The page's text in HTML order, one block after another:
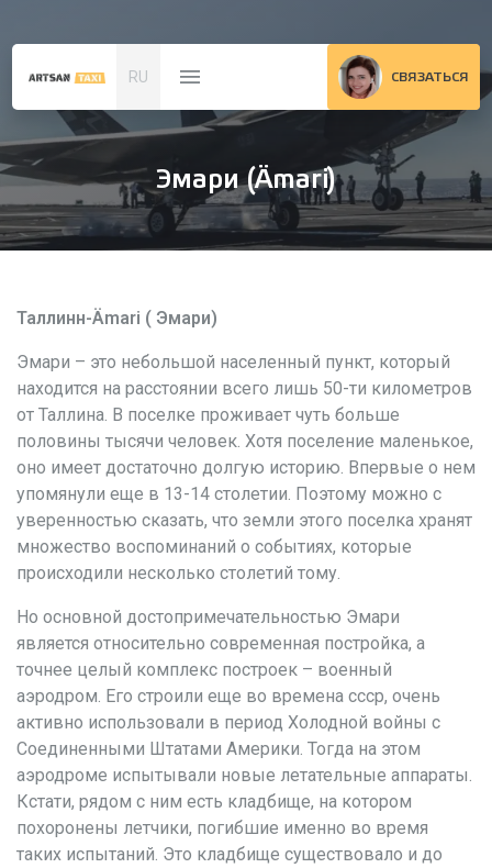
RU СВЯЗАТЬСЯ
Эмари (Ämari)
Таллинн-Ämari ( Эмари)
Эмари – это небольшой населенный пункт, который
находится на расстоянии всего лишь 50-ти километров
от Таллина. В поселке проживает чуть больше
половины тысячи человек. Хотя поселение маленькое,
оно имеет достаточно долгую историю. Впервые о нем
упомянули еще в 13-14 столетии. Поэтому можно с
уверенностью сказать, что земли этого поселка хранят
множество воспоминаний о событиях, которые
происходили несколько столетий тому.
Но основной достопримечательностью Эмари
является относительно современная постройка, а
точнее целый комплекс построек – военный
аэродром. Его строили еще во времена ссср, очень
активно использовали в период Холодной войны с
Соединенными Штатами Америки. Тогда на этом
аэродроме испытывали новые летательные аппараты.
Кстати, рядом с ним есть кладбище, на котором
похоронены летчики, погибшие именно во время
таких испытаний. Это кладбище существовало и до